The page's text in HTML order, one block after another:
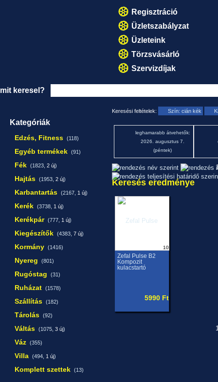
Regisztráció
Üzletszabályzat
Üzleteink
Törzsvásárló
Szervizdíjak
mit keresel?
Kategóriák
Edzés, Fitness (118)
Egyéb termékek (91)
Fék (1823, 2 új)
Hajtás (1953, 2 új)
Karbantartás (2167, 1 új)
Kerék (3738, 1 új)
Kerékpár (777, 1 új)
Kiegészítők (4383, 7 új)
Kormány (1416)
Nyereg (801)
Rugóstag (31)
Ruházat (1578)
Szállítás (182)
Tárolás (92)
Váltás (1075, 3 új)
Váz (355)
Villa (494, 1 új)
Komplett szettek (13)
Keresési feltételek: Szín: cián kék
leghamarabb átvehetők:
2026. augusztus 7.
(péntek)
Keresés eredménye
10
Zefal Pulse B2
Kompozit
kulacstartó
5990 Ft